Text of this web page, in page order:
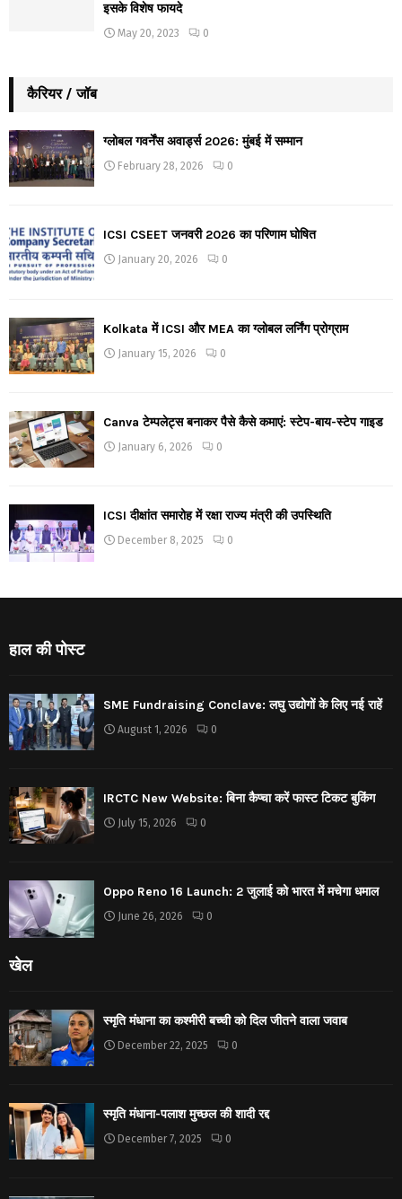
इसके विशेष फायदे
May 20, 2023 0
कैरियर / जॉब
ग्लोबल गवर्नेंस अवार्ड्स 2026: मुंबई में सम्मान
February 28, 2026 0
ICSI CSEET जनवरी 2026 का परिणाम घोषित
January 20, 2026 0
Kolkata में ICSI और MEA का ग्लोबल लर्निंग प्रोग्राम
January 15, 2026 0
Canva टेम्पलेट्स बनाकर पैसे कैसे कमाएं: स्टेप-बाय-स्टेप गाइड
January 6, 2026 0
ICSI दीक्षांत समारोह में रक्षा राज्य मंत्री की उपस्थिति
December 8, 2025 0
हाल की पोस्ट
SME Fundraising Conclave: लघु उद्योगों के लिए नई राहें
August 1, 2026 0
IRCTC New Website: बिना कैप्चा करें फास्ट टिकट बुकिंग
July 15, 2026 0
Oppo Reno 16 Launch: 2 जुलाई को भारत में मचेगा धमाल
June 26, 2026 0
खेल
स्मृति मंधाना का कश्मीरी बच्ची को दिल जीतने वाला जवाब
December 22, 2025 0
स्मृति मंधाना-पलाश मुच्छल की शादी रद्द
December 7, 2025 0